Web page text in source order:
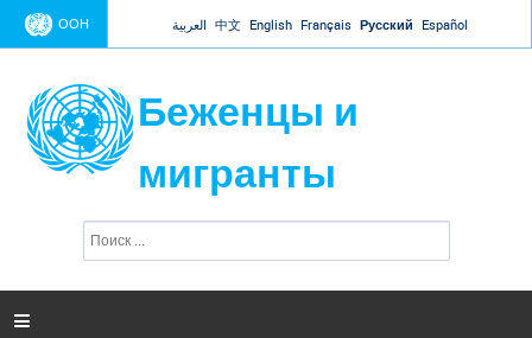
Jump to navigation
ООН العربية 中文 English Français Русский Español
Беженцы и
мигранты
и
